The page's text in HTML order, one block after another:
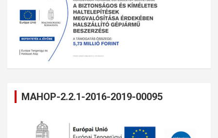
MAHOP-2.2.1-2016-2019-00095